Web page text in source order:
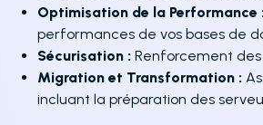
Optimisation de la Performance :
performances de vos bases de
Sécurisation : Renforcement des
Migration et Transformation :
incluant la préparation des